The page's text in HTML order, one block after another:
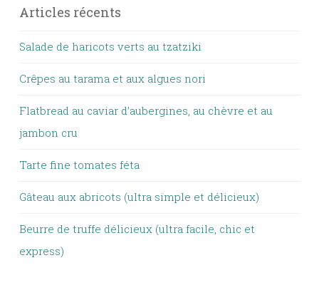
Articles récents
Salade de haricots verts au tzatziki
Crêpes au tarama et aux algues nori
Flatbread au caviar d’aubergines, au chèvre et au
jambon cru
Tarte fine tomates féta
Gâteau aux abricots (ultra simple et délicieux)
Beurre de truffe délicieux (ultra facile, chic et
express)